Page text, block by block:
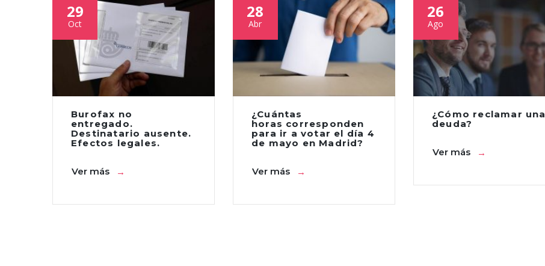
29
Oct
Burofax no
entregado.
Destinatario ausente.
Efectos legales.
Ver más
28
Abr
¿Cuántas
horas corresponden
para ir a votar el día 4
de mayo en Madrid?
Ver más
26
Ago
¿Cómo reclamar una
deuda?
Ver más